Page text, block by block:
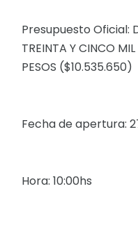
Presupuesto Oficial:
TREINTA Y CINCO
PESOS ($10.535.650)
Fecha de apertura:
Hora: 10:00hs